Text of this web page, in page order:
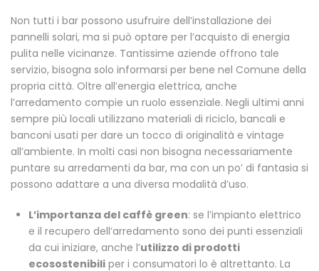
Non tutti i bar possono usufruire dell’installazione dei
pannelli solari, ma si può optare per l’acquisto di energia
pulita nelle vicinanze. Tantissime aziende offrono tale
servizio, bisogna solo informarsi per bene nel Comune della
propria città. Oltre all’energia elettrica, anche
l’arredamento compie un ruolo essenziale. Negli ultimi anni
sempre più locali utilizzano materiali di riciclo, bancali e
banconi usati per dare un tocco di originalità e vintage
all’ambiente. In molti casi non bisogna necessariamente
puntare su arredamenti da bar, ma con un po’ di fantasia si
possono adattare a una diversa modalità d’uso.
L’importanza del caffè green: se l’impianto elettrico
e il recupero dell’arredamento sono dei punti essenziali
da cui iniziare, anche l’utilizzo di prodotti
ecosostenibili per i consumatori lo è altrettanto. La